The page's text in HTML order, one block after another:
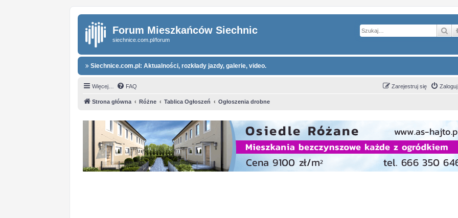
Forum Mieszkańców Siechnic
siechnice.com.pl/forum
Siechnice.com.pl: Aktualności, rozkłady jazdy, galerie, video.
Więcej… FAQ Zarejestruj się
Strona główna Różne Tablica Ogłoszeń Ogłoszenia drobne